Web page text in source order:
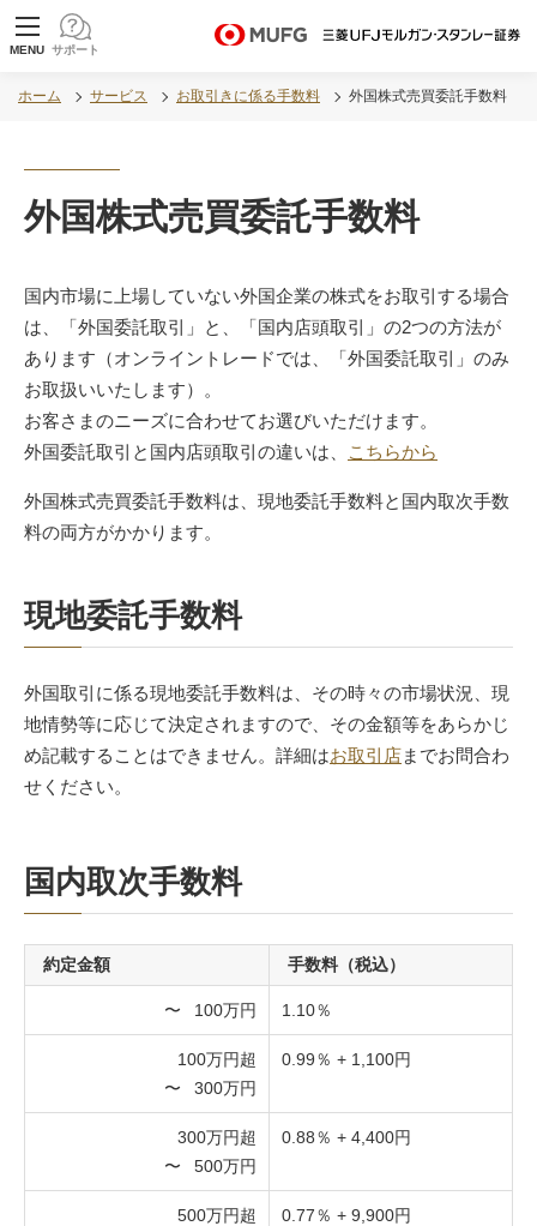
MUFG 世界が進むチカラになる。 三菱ＵＦＪモル
MENU サポート
ホーム サービス お取引きに係る手数料 外国株式売買委託手数料
外国株式売買委託手数料
国内市場に上場していない外国企業の株式をお取引する場合
は、「外国委託取引」と、「国内店頭取引」の2つの方法が
あります（オンライントレードでは、「外国委託取引」のみ
お取扱いいたします）。
お客さまのニーズに合わせてお選びいただけます。
外国委託取引と国内店頭取引の違いは、
こちらから
外国株式売買委託手数料は、現地委託手数料と国内取次手数
料の両方がかかります。
現地委託手数料
外国取引に係る現地委託手数料は、その時々の市場状況、現
地情勢等に応じて決定されますので、その金額等をあらかじ
め記載することはできません。詳細はお取引店までお問合わ
せください。
国内取次手数料
約定金額 手数料（税込）
〜 100万円 1.10％
100万円超
〜
300万円
0.99％ + 1,100円
300万円超
〜
500万円
0.88％ + 4,400円
500万円超
0.77％ + 9,900円